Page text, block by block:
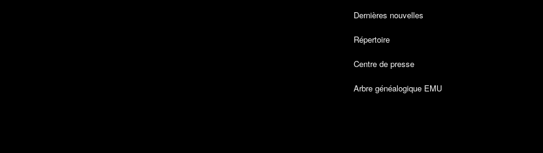
Dernières nouvelles
Répertoire
Centre de presse
Arbre généalogique EMU